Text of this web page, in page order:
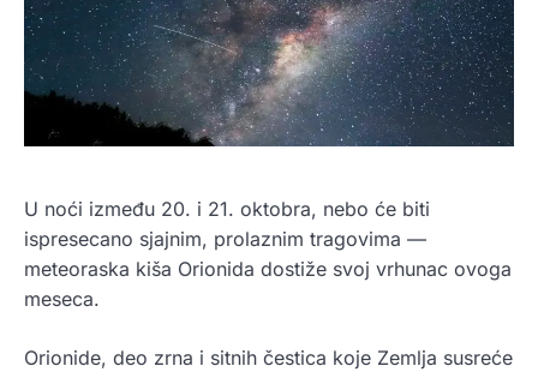
U noći između 20. i 21. oktobra, nebo će biti
ispresecano sjajnim, prolaznim tragovima —
meteoraska kiša Orionida dostiže svoj vrhunac ovoga
meseca.
Orionide, deo zrna i sitnih čestica koje Zemlja susreće